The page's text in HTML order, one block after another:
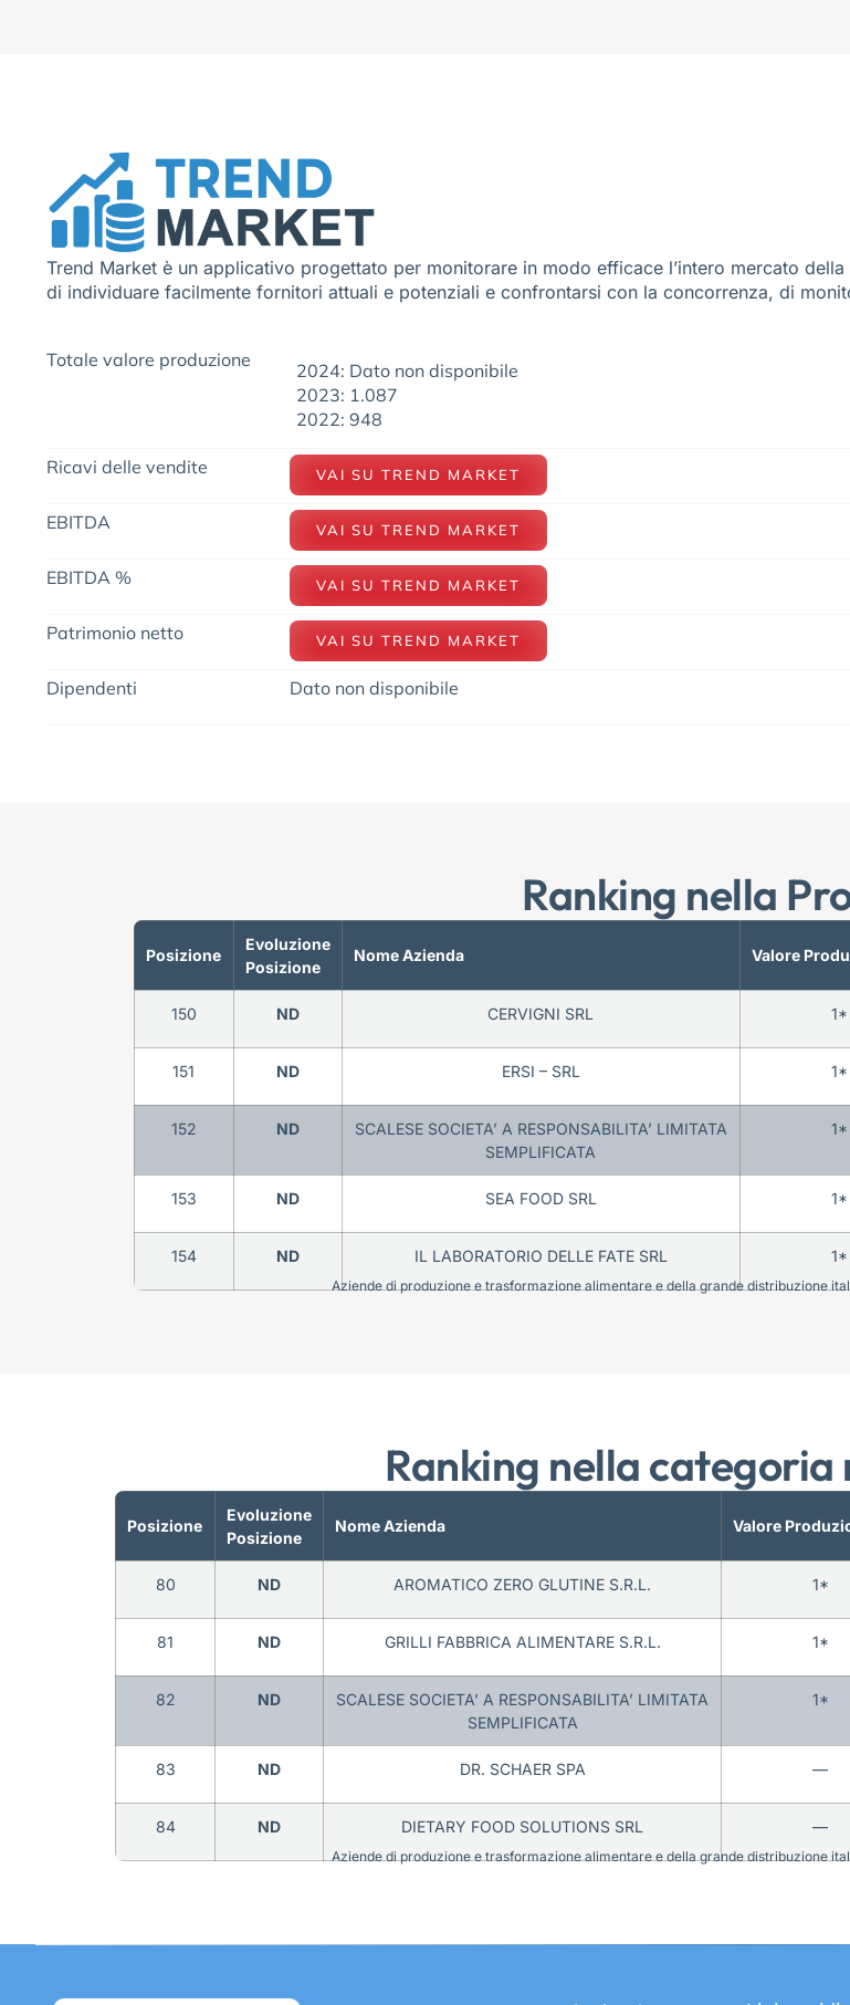
Trend Market è un applicativo progettato per monitorare in modo efficace l’intero mercato
di individuare facilmente fornitori attuali e potenziali e confrontarsi con la concorrenza, di
Totale valore produzione
2024: Dato non disponibile
2023: 1.087
2022: 948
Ricavi delle vendite VAI SU TREND MARKET
EBITDA VAI SU TREND MARKET
EBITDA % VAI SU TREND MARKET
Patrimonio netto VAI SU TREND MARKET
Dipendenti Dato non disponibile
Ranking nella
Posizione
Evoluzione
Posizione
Nome Azienda Valore
150 ND CERVIGNI SRL 1*
151 ND ERSI – SRL 1*
152 ND
SCALESE SOCIETA’ A RESPONSABILITA’ LIMITATA
SEMPLIFICATA
1*
153 ND SEA FOOD SRL 1*
154 ND IL LABORATORIO DELLE FATE SRL 1*
Aziende di produzione e trasformazione alimentare e della grande distribuzione
Ranking nella
Posizione
Evoluzione
Posizione
Nome Azienda Valore
80 ND AROMATICO ZERO GLUTINE S.R.L. 1*
81 ND GRILLI FABBRICA ALIMENTARE S.R.L. 1*
82 ND
SCALESE SOCIETA’ A RESPONSABILITA’ LIMITATA
SEMPLIFICATA
1*
83 ND DR. SCHAER SPA —
84 ND DIETARY FOOD SOLUTIONS SRL —
Aziende di produzione e trasformazione alimentare e della grande distribuzione